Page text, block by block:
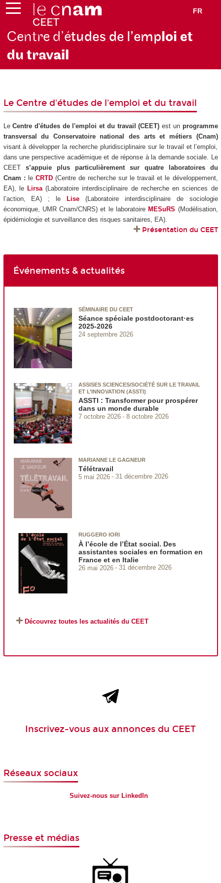
FR
Centre d’études de l’emploi et
du travail
Le Centre d'études de l'emploi et du travail
LeCentre d'études de l'emploi et du travail (CEET) est un programme
transversal du Conservatoire national des arts et métiers (Cnam)
visant à développer la recherche pluridisciplinaire sur le travail et l’emploi,
dans une perspective académique et de réponse à la demande sociale. Le
CEETs’appuie plus particulièrement sur quatre laboratoires du
Cnam : le CRTD(Centre de recherche sur le travail et le développement,
EA), le Lirsa(Laboratoire interdisciplinaire de recherche en sciences de
l’action, EA) ; le
Lise (Laboratoire interdisciplinaire de sociologie
économique, UMR Cnam/CNRS) et le laboratoire MESuRS (Modélisation,
épidémiologie et surveillance des risques sanitaires, EA).
Présentation du CEET
Événements & actualités
SÉMINAIRE DU CEET
Séance spéciale postdoctorant·es
2025-2026
24 septembre 2026
ASSISES SCIENCES/SOCIÉTÉ SUR LE TRAVAIL
ET L’INNOVATION (ASSTI)
ASSTI : Transformer pour prospérer
dans un monde durable
7 octobre 2026 8 octobre 2026
MARIANNE LE GAGNEUR
Télétravail
5 mai 2026 31 décembre 2026
RUGGERO IORI
À l’école de l’État social. Des
assistantes sociales en formation en
France et en Italie
26 mai 2026 31 décembre 2026
Découvrez toutes les actualités du CEET
Inscrivez-vous aux annonces du CEET
Réseaux sociaux
Suivez-nous sur LinkedIn
Presse et médias